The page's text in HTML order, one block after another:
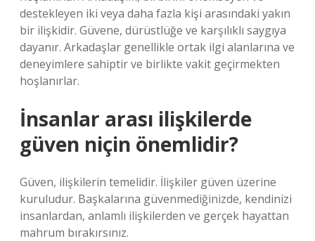
destekleyen iki veya daha fazla kişi arasındaki yakın
bir ilişkidir. Güvene, dürüstlüğe ve karşılıklı saygıya
dayanır. Arkadaşlar genellikle ortak ilgi alanlarına ve
deneyimlere sahiptir ve birlikte vakit geçirmekten
hoşlanırlar.
İnsanlar arası ilişkilerde
güven niçin önemlidir?
Güven, ilişkilerin temelidir. İlişkiler güven üzerine
kuruludur. Başkalarına güvenmediğinizde, kendinizi
insanlardan, anlamlı ilişkilerden ve gerçek hayattan
mahrum bırakırsınız.